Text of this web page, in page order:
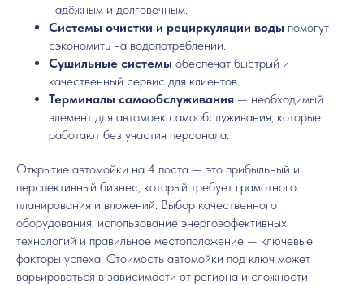
надёжным и долговечным.
Системы очистки и рециркуляции воды помогут
сэкономить на водопотреблении.
Сушильные системы обеспечат быстрый и
качественный сервис для клиентов.
Терминалы самообслуживания — необходимый
элемент для автомоек самообслуживания, которые
работают без участия персонала.
Открытие автомойки на 4 поста — это прибыльный и
перспективный бизнес, который требует грамотного
планирования и вложений. Выбор качественного
оборудования, использование энергоэффективных
технологий и правильное местоположение — ключевые
факторы успеха. Стоимость автомойки под ключ может
варьироваться в зависимости от региона и сложности